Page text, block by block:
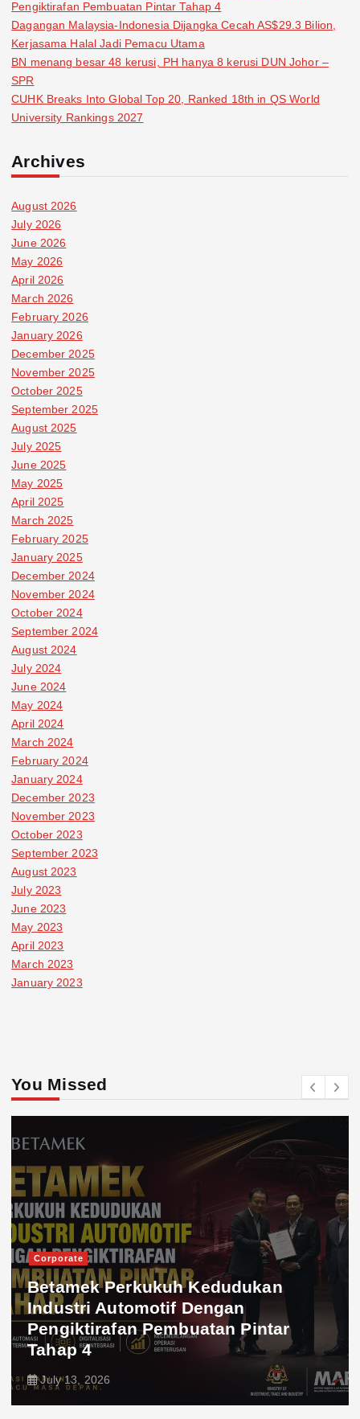
Pengiktirafan Pembuatan Pintar Tahap 4
Dagangan Malaysia-Indonesia Dijangka Cecah AS$29.3 Bilion,
Kerjasama Halal Jadi Pemacu Utama
BN menang besar 48 kerusi, PH hanya 8 kerusi DUN Johor –
SPR
CUHK Breaks Into Global Top 20, Ranked 18th in QS World
University Rankings 2027
Archives
August 2026
July 2026
June 2026
May 2026
April 2026
March 2026
February 2026
January 2026
December 2025
November 2025
October 2025
September 2025
August 2025
July 2025
June 2025
May 2025
April 2025
March 2025
February 2025
January 2025
December 2024
November 2024
October 2024
September 2024
August 2024
July 2024
June 2024
May 2024
April 2024
March 2024
February 2024
January 2024
December 2023
November 2023
October 2023
September 2023
August 2023
July 2023
June 2023
May 2023
April 2023
March 2023
January 2023
You Missed
Corporate
Betamek Perkukuh Kedudukan
Industri Automotif Dengan
Pengiktirafan Pembuatan Pintar
Tahap 4
July 13, 2026